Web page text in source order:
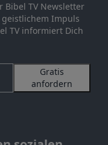
Bibel TV Newsletter
Impuls
TV informiert Dich
Gratis
anfordern